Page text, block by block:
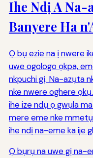
Ihe Ndị A
Banyere Ha
Ọ bụ ezie na ị nwere
uwe ogologo ọkpa,
nkpuchi gị. Na-azụta
nke nwere oghere
ihe ize ndụ ọ gwụla
mere eme nke
ihe ndị na-eme ka ije
Ọ bụrụ na uwe gị na-